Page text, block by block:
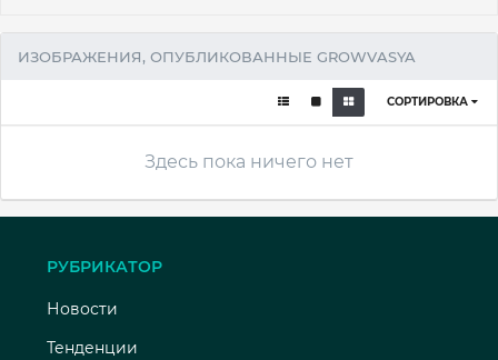
ИЗОБРАЖЕНИЯ, ОПУБЛИКОВАННЫЕ GROWVASYA
СОРТИРОВКА
Здесь пока ничего нет
РУБРИКАТОР
Новости
Тенденции